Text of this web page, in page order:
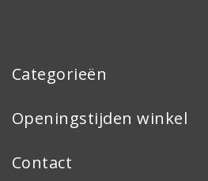
Categorieën
Openingstijden winkel
Contact